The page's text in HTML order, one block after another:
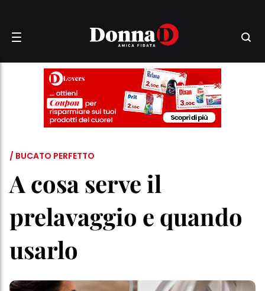
/ BUCATO PERFETTO
A cosa serve il
prelavaggio e quando
usarlo